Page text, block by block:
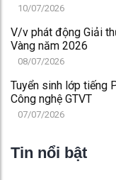
10/07/2026
V/v phát động Giải
Vàng năm 2026
08/07/2026
Tuyển sinh lớp tiếng
Công nghệ GTVT
07/07/2026
Tin nổi bật